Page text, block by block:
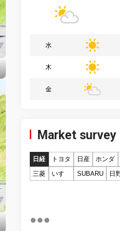
水
木
金
Market survey
日経 トヨタ 日産 ホンダ
三菱
いすゞ SUBARU 日